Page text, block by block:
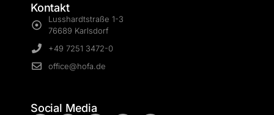
Kontakt
Lusshardtstraße 1-3
76689 Karlsdorf
+49 7251 3472-0
office@hofa.de
Social Media